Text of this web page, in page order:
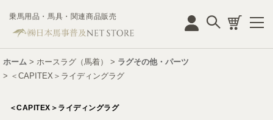
乗馬用品・馬具・関連商品販売
ホーム > ホースラグ（馬着） > ラグその他・パーツ
> ＜CAPITEX＞ライディングラグ
＜CAPITEX＞ライディングラグ